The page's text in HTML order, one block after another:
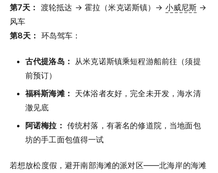
第7天： 渡轮抵达 → 霍拉（米克诺斯镇）→ 小威尼斯 →
风车
第8天： 环岛驾车：
古代提洛岛： 从米克诺斯镇乘短程游船前往（须提
前预订）
福科斯海滩： 天体浴者友好，完全未开发，海水清
澈见底
阿诺梅拉： 传统村落，有著名的修道院，当地面包
坊的手工面包值得一试
若想放松度假，避开南部海滩的派对区——北海岸的海滩